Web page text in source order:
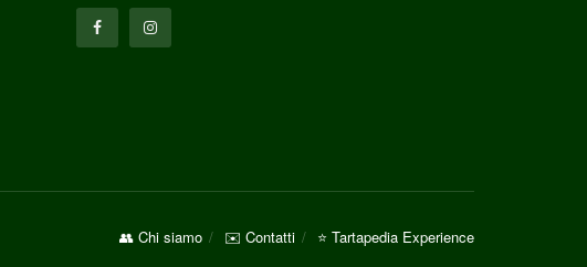
👥 Chi siamo ✉️ Contatti ⭐ Tartapedia Experience